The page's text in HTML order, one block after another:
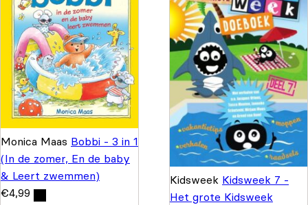
Monica Maas Bobbi - 3 in 1
(In de zomer, En de baby
& Leert zwemmen)
€4,99
Kidsweek Kidsweek 7 -
Het grote Kidsweek